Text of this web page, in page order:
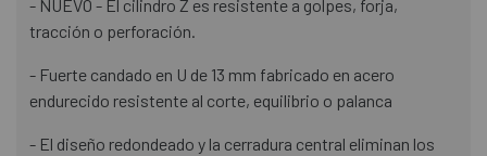
- NUEVO - El cilindro Z es resistente a golpes, forja,
tracción o perforación.
- Fuerte candado en U de 13 mm fabricado en acero
endurecido resistente al corte, equilibrio o palanca
- El diseño redondeado y la cerradura central eliminan los